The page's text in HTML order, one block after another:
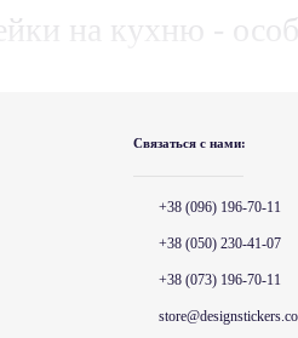
на кухню -
для
рекомендуется дополнительная ламинация для
Связаться с нами:
+38 (096) 196-70-11
+38 (050) 230-41-07
+38 (073) 196-70-11